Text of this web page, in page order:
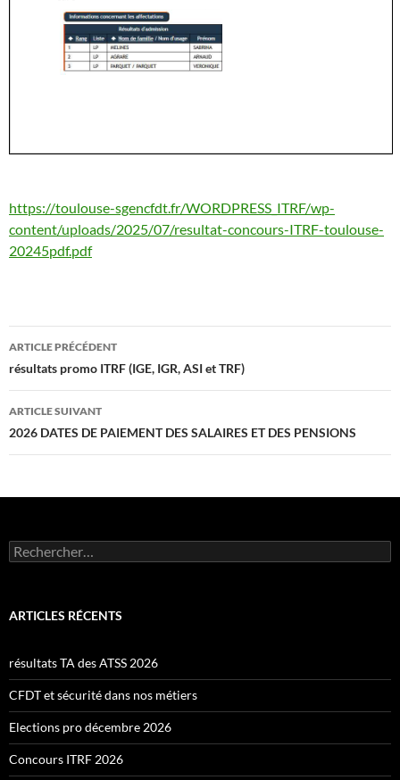
https://toulouse-sgencfdt.fr/WORDPRESS_ITRF/wp-
content/uploads/2025/07/resultat-concours-ITRF-toulouse-
20245pdf.pdf
Navigation
des
articles
ARTICLE PRÉCÉDENT
résultats promo ITRF (IGE, IGR, ASI et TRF)
ARTICLE SUIVANT
2026 DATES DE PAIEMENT DES SALAIRES ET DES PENSIONS
Rechercher :
ARTICLES RÉCENTS
résultats TA des ATSS 2026
CFDT et sécurité dans nos métiers
Elections pro décembre 2026
Concours ITRF 2026